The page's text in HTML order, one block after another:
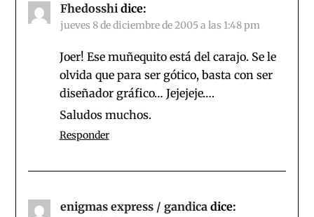
Fhedosshi dice:
jueves 8 de diciembre de 2005 a las 1:48 pm
Joer! Ese muñequito está del carajo. Se le
olvida que para ser gótico, basta con ser
diseñador gráfico… Jejejeje….
Saludos muchos.
Responder
enigmas express / gandica dice: